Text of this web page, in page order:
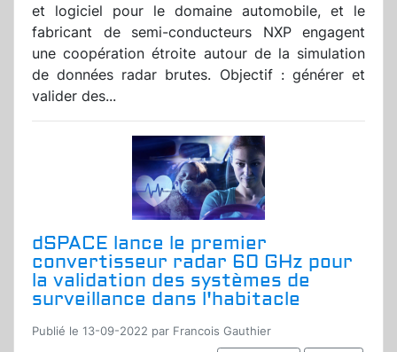
et logiciel pour le domaine automobile, et le
fabricant de semi-conducteurs NXP engagent
une coopération étroite autour de la simulation
de données radar brutes. Objectif : générer et
valider des...
dSPACE lance le premier
convertisseur radar 60 GHz pour
la validation des systèmes de
surveillance dans l'habitacle
Publié le 13-09-2022 par Francois Gauthier